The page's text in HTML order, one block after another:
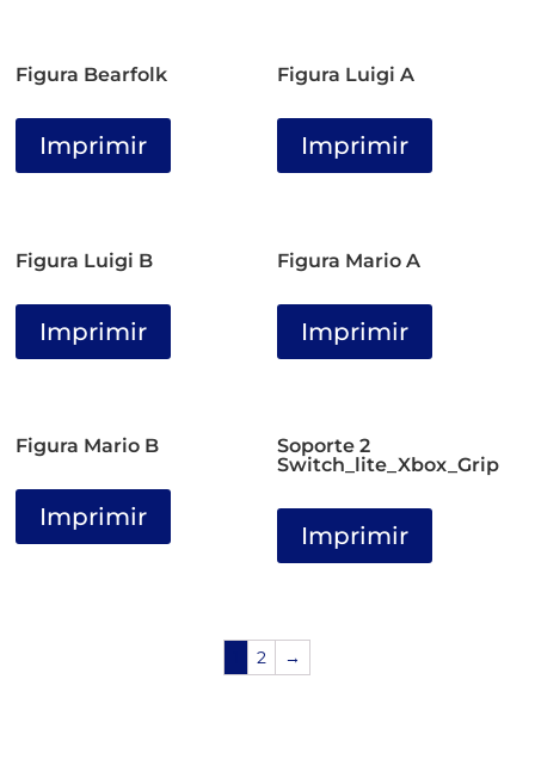
Figura Bearfolk
Imprimir
Figura Luigi A
Imprimir
Figura Luigi B
Imprimir
Figura Mario A
Imprimir
Figura Mario B
Imprimir
Soporte 2
Switch_lite_Xbox_Grip
Imprimir
2 →